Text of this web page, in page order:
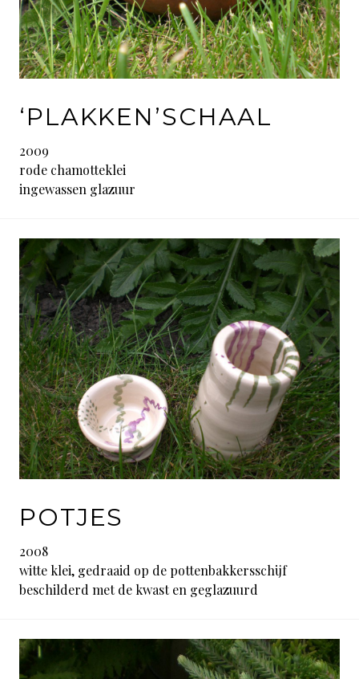
‘PLAKKEN’SCHAAL
2009
rode chamotteklei
ingewassen glazuur
POTJES
2008
witte klei, gedraaid op de pottenbakkersschijf
beschilderd met de kwast en geglazuurd